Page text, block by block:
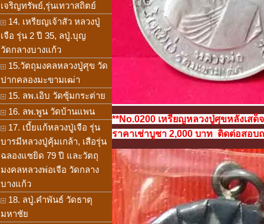
เจริญทรัพย์,รุ่นเทวาสถิตย์
14. เหรียญเจ้าสัว หลวงปู่
เจือ รุ่น 2 ปี 35, ลปู่.บุญ
วัดกลางบางแก้ว
15.วัตถุมงคลหลวงปู่ศุข วัด
ปากคลองมะขามเฒ่า
15. ลพ.เอิบ วัดซุ้มกระต่าย
16. ลพ.พูน วัดบ้านแพน
17. เบี้ยแก้หลวงปู่เจือ รุ่น
บารมีหลวงปู่คุ้มเกล้า, เสือรุ่น
ฉลองแซยิด 79 ปี และวัตถุ
มงคลหลวงพ่อเจือ วัดกลาง
บางแก้ว
18. ลปู่.คำพันธ์ วัดธาตุ
มหาชัย
**No.0200 เหรียญหลวงปู่ศุขหลังเส
ราคาเช่าบูชา 2,000 บาท ติดต่อสอบ